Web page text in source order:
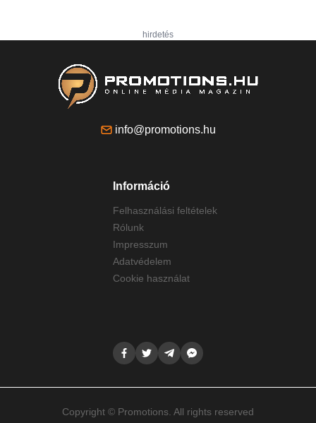
hirdetés
info@promotions.hu
Információ
Felhasználási feltételek
Rólunk
Impresszum
Adatvédelem
Cookie használat
Copyright © Promotions. All rights reserved